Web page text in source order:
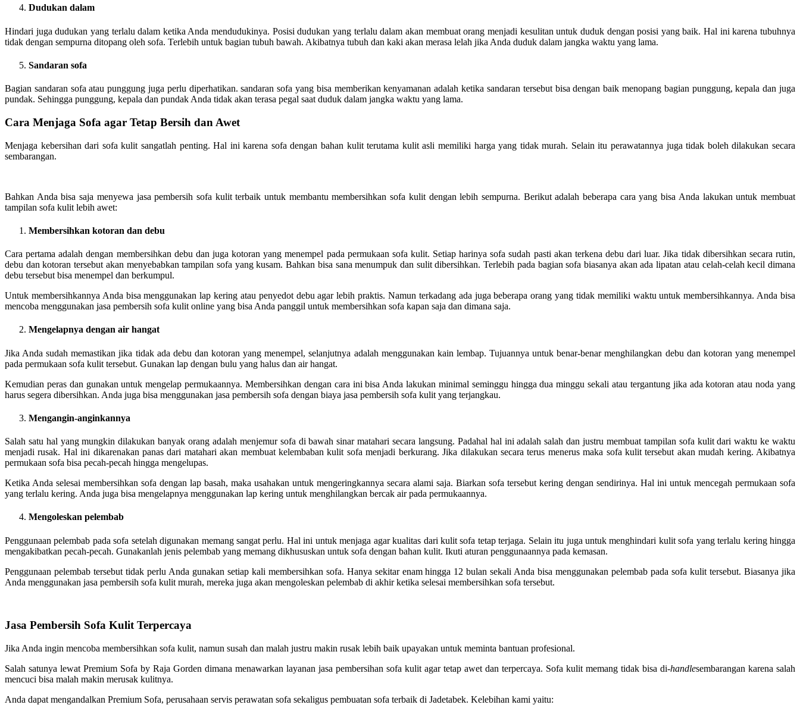
Dudukan dalam
Hindari juga dudukan yang terlalu dalam ketika Anda mendudukinya. Posisi dudukan yang terlalu dalam akan membuat orang menjadi kesulitan untuk duduk dengan posisi yang baik. Hal ini karena tubuhnya
tidak dengan sempurna ditopang oleh sofa. Terlebih untuk bagian tubuh bawah. Akibatnya tubuh dan kaki akan merasa lelah jika Anda duduk dalam jangka waktu yang lama.
Sandaran sofa
Bagian sandaran sofa atau punggung juga perlu diperhatikan. sandaran sofa yang bisa memberikan kenyamanan adalah ketika sandaran tersebut bisa dengan baik menopang bagian punggung, kepala dan juga
pundak. Sehingga punggung, kepala dan pundak Anda tidak akan terasa pegal saat duduk dalam jangka waktu yang lama.
Cara Menjaga Sofa agar Tetap Bersih dan Awet
Menjaga kebersihan dari sofa kulit sangatlah penting. Hal ini karena sofa dengan bahan kulit terutama kulit asli memiliki harga yang tidak murah. Selain itu perawatannya juga tidak boleh dilakukan secara
sembarangan.
Bahkan Anda bisa saja menyewa jasa pembersih sofa kulit terbaik untuk membantu membersihkan sofa kulit dengan lebih sempurna. Berikut adalah beberapa cara yang bisa Anda lakukan untuk membuat
tampilan sofa kulit lebih awet:
Membersihkan kotoran dan debu
Cara pertama adalah dengan membersihkan debu dan juga kotoran yang menempel pada permukaan sofa kulit. Setiap harinya sofa sudah pasti akan terkena debu dari luar. Jika tidak dibersihkan secara rutin,
debu dan kotoran tersebut akan menyebabkan tampilan sofa yang kusam. Bahkan bisa sana menumpuk dan sulit dibersihkan. Terlebih pada bagian sofa biasanya akan ada lipatan atau celah-celah kecil dimana
debu tersebut bisa menempel dan berkumpul.
Untuk membersihkannya Anda bisa menggunakan lap kering atau penyedot debu agar lebih praktis. Namun terkadang ada juga beberapa orang yang tidak memiliki waktu untuk membersihkannya. Anda bisa
mencoba menggunakan jasa pembersih sofa kulit online yang bisa Anda panggil untuk membersihkan sofa kapan saja dan dimana saja.
Mengelapnya dengan air hangat
Jika Anda sudah memastikan jika tidak ada debu dan kotoran yang menempel, selanjutnya adalah menggunakan kain lembap. Tujuannya untuk benar-benar menghilangkan debu dan kotoran yang menempel
pada permukaan sofa kulit tersebut. Gunakan lap dengan bulu yang halus dan air hangat.
Kemudian peras dan gunakan untuk mengelap permukaannya. Membersihkan dengan cara ini bisa Anda lakukan minimal seminggu hingga dua minggu sekali atau tergantung jika ada kotoran atau noda yang
harus segera dibersihkan. Anda juga bisa menggunakan jasa pembersih sofa dengan biaya jasa pembersih sofa kulit yang terjangkau.
Mengangin-anginkannya
Salah satu hal yang mungkin dilakukan banyak orang adalah menjemur sofa di bawah sinar matahari secara langsung. Padahal hal ini adalah salah dan justru membuat tampilan sofa kulit dari waktu ke waktu
menjadi rusak. Hal ini dikarenakan panas dari matahari akan membuat kelembaban kulit sofa menjadi berkurang. Jika dilakukan secara terus menerus maka sofa kulit tersebut akan mudah kering. Akibatnya
permukaan sofa bisa pecah-pecah hingga mengelupas.
Ketika Anda selesai membersihkan sofa dengan lap basah, maka usahakan untuk mengeringkannya secara alami saja. Biarkan sofa tersebut kering dengan sendirinya. Hal ini untuk mencegah permukaan sofa
yang terlalu kering. Anda juga bisa mengelapnya menggunakan lap kering untuk menghilangkan bercak air pada permukaannya.
Mengoleskan pelembab
Penggunaan pelembab pada sofa setelah digunakan memang sangat perlu. Hal ini untuk menjaga agar kualitas dari kulit sofa tetap terjaga. Selain itu juga untuk menghindari kulit sofa yang terlalu kering hingga
mengakibatkan pecah-pecah. Gunakanlah jenis pelembab yang memang dikhususkan untuk sofa dengan bahan kulit. Ikuti aturan penggunaannya pada kemasan.
Penggunaan pelembab tersebut tidak perlu Anda gunakan setiap kali membersihkan sofa. Hanya sekitar enam hingga 12 bulan sekali Anda bisa menggunakan pelembab pada sofa kulit tersebut. Biasanya jika
Anda menggunakan jasa pembersih sofa kulit murah, mereka juga akan mengoleskan pelembab di akhir ketika selesai membersihkan sofa tersebut.
Jasa Pembersih Sofa Kulit Terpercaya
Jika Anda ingin mencoba membersihkan sofa kulit, namun susah dan malah justru makin rusak lebih baik upayakan untuk meminta bantuan profesional.
Salah satunya lewat Premium Sofa by Raja Gorden dimana menawarkan layanan jasa pembersihan sofa kulit agar tetap awet dan terpercaya. Sofa kulit memang tidak bisa di-handlesembarangan karena salah
mencuci bisa malah makin merusak kulitnya.
Anda dapat mengandalkan Premium Sofa, perusahaan servis perawatan sofa sekaligus pembuatan sofa terbaik di Jadetabek. Kelebihan kami yaitu: